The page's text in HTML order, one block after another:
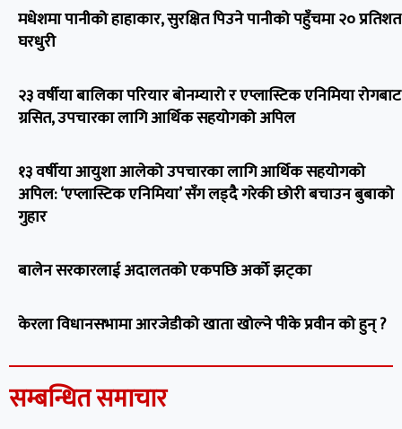
मधेशमा पानीको हाहाकार, सुरक्षित पिउने पानीको पहुँचमा २० प्रतिशत
घरधुरी
२३ वर्षीया बालिका परियार बोनम्यारो र एप्लास्टिक एनिमिया रोगबाट
ग्रसित, उपचारका लागि आर्थिक सहयोगको अपिल
१३ वर्षीया आयुशा आलेको उपचारका लागि आर्थिक सहयोगको
अपिल: ‘एप्लास्टिक एनिमिया’ सँग लड्दै गरेकी छोरी बचाउन बुबाको
गुहार
बालेन सरकारलाई अदालतको एकपछि अर्को झट्का
केरला विधानसभामा आरजेडीको खाता खोल्ने पीके प्रवीन को हुन् ?
सम्बन्धित समाचार